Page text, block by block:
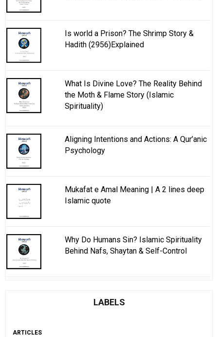
Is world a Prison? The Shrimp Story &
Hadith (2956)Explained
What Is Divine Love? The Reality Behind
the Moth & Flame Story (Islamic
Spirituality)
Aligning Intentions and Actions: A Qur’anic
Psychology
Mukafat e Amal Meaning | A 2 lines deep
Islamic quote
Why Do Humans Sin? Islamic Spirituality
Behind Nafs, Shaytan & Self-Control
LABELS
ARTICLES